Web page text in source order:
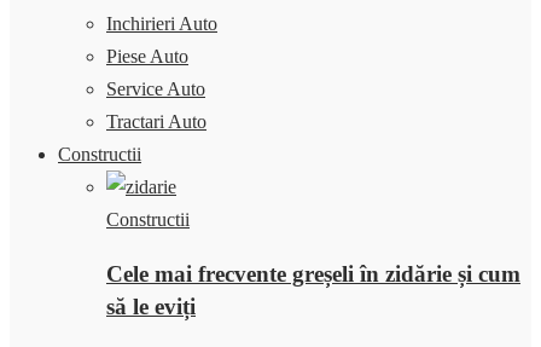
Inchirieri Auto
Piese Auto
Service Auto
Tractari Auto
Constructii
Constructii
Cele mai frecvente greșeli în zidărie și cum
să le eviți